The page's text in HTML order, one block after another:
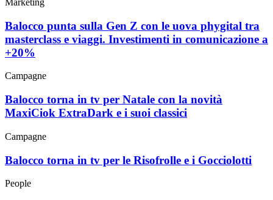
Marketing
Balocco punta sulla Gen Z con le uova phygital tra
masterclass e viaggi. Investimenti in comunicazione a
+20%
Campagne
Balocco torna in tv per Natale con la novità
MaxiCiok ExtraDark e i suoi classici
Campagne
Balocco torna in tv per le Risofrolle e i Gocciolotti
People